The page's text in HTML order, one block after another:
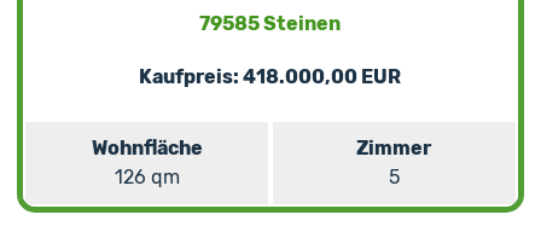
79585 Steinen
Kaufpreis: 418.000,00 EUR
Wohnfläche
126 qm
Zimmer
5